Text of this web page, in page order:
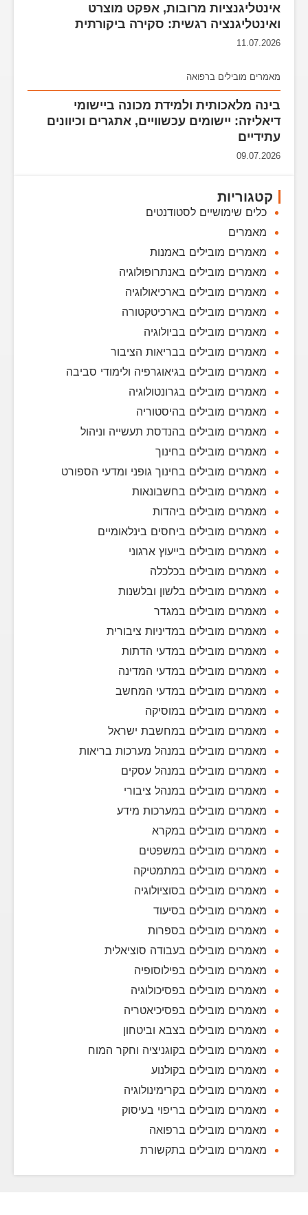
אינטליגנציות מרובות, אפקט מוצרט
ואינטליגנציה רגשית: סקירה ביקורתית
11.07.2026
מאמרים מובילים ברפואה
בינה מלאכותית ולמידת מכונה ביישומי
דיאליזה: יישומים עכשוויים, אתגרים וכיוונים
עתידיים
09.07.2026
קטגוריות
כלים שימושיים לסטודנטים
מאמרים
מאמרים מובילים באמנות
מאמרים מובילים באנתרופולוגיה
מאמרים מובילים בארכיאולוגיה
מאמרים מובילים בארכיטקטורה
מאמרים מובילים בביולוגיה
מאמרים מובילים בבריאות הציבור
מאמרים מובילים בגיאוגרפיה ולימודי סביבה
מאמרים מובילים בגרונטולוגיה
מאמרים מובילים בהיסטוריה
מאמרים מובילים בהנדסת תעשייה וניהול
מאמרים מובילים בחינוך
מאמרים מובילים בחינוך גופני ומדעי הספורט
מאמרים מובילים בחשבונאות
מאמרים מובילים ביהדות
מאמרים מובילים ביחסים בינלאומיים
מאמרים מובילים בייעוץ ארגוני
מאמרים מובילים בכלכלה
מאמרים מובילים בלשון ובלשנות
מאמרים מובילים במגדר
מאמרים מובילים במדיניות ציבורית
מאמרים מובילים במדעי הדתות
מאמרים מובילים במדעי המדינה
מאמרים מובילים במדעי המחשב
מאמרים מובילים במוסיקה
מאמרים מובילים במחשבת ישראל
מאמרים מובילים במנהל מערכות בריאות
מאמרים מובילים במנהל עסקים
מאמרים מובילים במנהל ציבורי
מאמרים מובילים במערכות מידע
מאמרים מובילים במקרא
מאמרים מובילים במשפטים
מאמרים מובילים במתמטיקה
מאמרים מובילים בסוציולוגיה
מאמרים מובילים בסיעוד
מאמרים מובילים בספרות
מאמרים מובילים בעבודה סוציאלית
מאמרים מובילים בפילוסופיה
מאמרים מובילים בפסיכולוגיה
מאמרים מובילים בפסיכיאטריה
מאמרים מובילים בצבא וביטחון
מאמרים מובילים בקוגניציה וחקר המוח
מאמרים מובילים בקולנוע
מאמרים מובילים בקרימינולוגיה
מאמרים מובילים בריפוי בעיסוק
מאמרים מובילים ברפואה
מאמרים מובילים בתקשורת